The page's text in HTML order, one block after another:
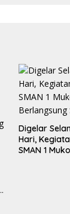
Digelar
Hari,
SMAN 1